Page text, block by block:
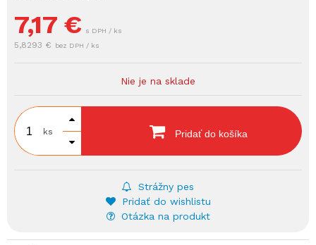
7,17 € s DPH / ks
5,8293 € bez DPH / ks
Nie je na sklade
ks Pridať do košíka
Strážny pes
Pridať do wishlistu
Otázka na produkt